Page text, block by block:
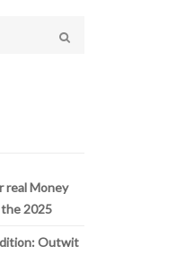
real Money
2025
Outwit